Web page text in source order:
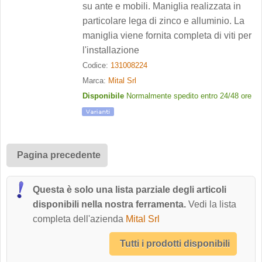
su ante e mobili. Maniglia realizzata in
particolare lega di zinco e alluminio. La
maniglia viene fornita completa di viti per
l'installazione
Codice: 131008224
Marca: Mital Srl
Disponibile Normalmente spedito entro 24/48 ore
Pagina precedente
Questa è solo una lista parziale degli articoli
disponibili nella nostra ferramenta. Vedi la lista
completa dell'azienda Mital Srl
Tutti i prodotti disponibili